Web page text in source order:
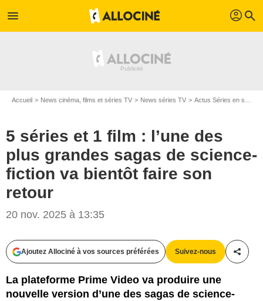
menu profil search
Accueil News cinéma, films et séries TV News séries TV Actus Séries en streaming
5 séries et 1 film : l’une des
plus grandes sagas de science-
fiction va bientôt faire son
retour
20 nov. 2025 à 13:35
Ajoutez Allociné à vos sources préférées Suivez-nous
La plateforme Prime Video va produire une
nouvelle version d’une des sagas de science-